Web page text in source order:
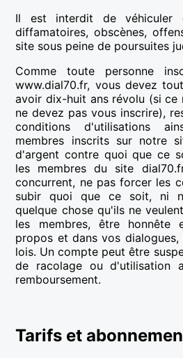
Il est interdit de véhiculer
diffamatoires, obscènes,
site sous peine de poursuites
Comme toute personne
www.dial70.fr, vous devez
avoir dix-huit ans révolu (si ce
ne devez pas vous inscrire),
conditions d'utilisations
membres inscrits sur notre
d'argent contre quoi que ce
les membres du site
concurrent, ne pas forcer les
subir quoi que ce soit, ni
quelque chose qu'ils ne
les membres, être honnête
propos et dans vos
lois. Un compte peut être
de racolage ou d'utilisation
remboursement.
Tarifs et